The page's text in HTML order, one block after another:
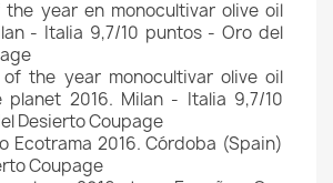
year en monocultivar olive oil
- Italia 9,7/10 puntos - Oro del
of the year monocultivar olive oil
planet 2016. Milan - Italia 9,7/10
Desierto Coupage
Ecotrama 2016. Córdoba (Spain)
Coupage